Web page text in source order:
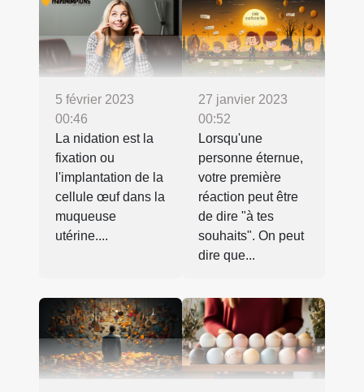
5 février 2023
00:46
La nidation est la
fixation ou
l'implantation de la
cellule œuf dans la
muqueuse
utérine....
27 janvier 2023
00:52
Lorsqu'une
personne éternue,
votre première
réaction peut être
de dire "à tes
souhaits". On peut
dire que...